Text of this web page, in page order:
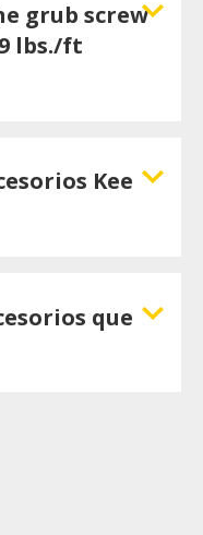
grub screw
lbs./ft
Kee
que